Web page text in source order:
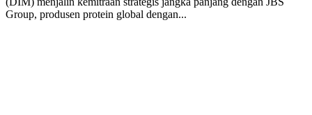
Group, produsen protein global dengan...